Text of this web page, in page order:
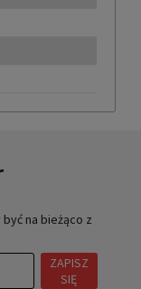
na bieżąco z
ZAPISZ
SIĘ